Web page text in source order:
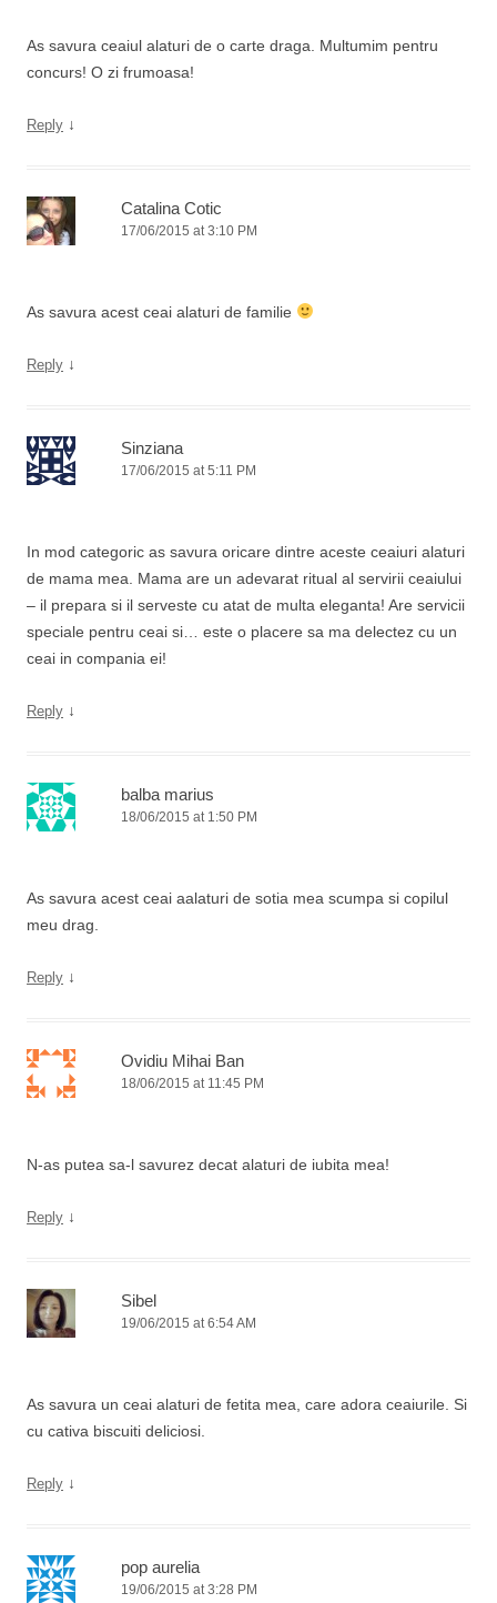
As savura ceaiul alaturi de o carte draga. Multumim pentru
concurs! O zi frumoasa!
Reply ↓
Catalina Cotic
17/06/2015 at 3:10 PM
As savura acest ceai alaturi de familie
Reply ↓
Sinziana
17/06/2015 at 5:11 PM
In mod categoric as savura oricare dintre aceste ceaiuri alaturi
de mama mea. Mama are un adevarat ritual al servirii ceaiului
– il prepara si il serveste cu atat de multa eleganta! Are servicii
speciale pentru ceai si… este o placere sa ma delectez cu un
ceai in compania ei!
Reply ↓
balba marius
18/06/2015 at 1:50 PM
As savura acest ceai aalaturi de sotia mea scumpa si copilul
meu drag.
Reply ↓
Ovidiu Mihai Ban
18/06/2015 at 11:45 PM
N-as putea sa-l savurez decat alaturi de iubita mea!
Reply ↓
Sibel
19/06/2015 at 6:54 AM
As savura un ceai alaturi de fetita mea, care adora ceaiurile. Si
cu cativa biscuiti deliciosi.
Reply ↓
pop aurelia
19/06/2015 at 3:28 PM